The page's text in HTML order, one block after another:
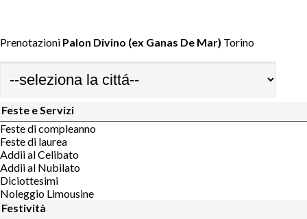
Prenotazioni Palon Divino (ex Ganas De Mar) Torino
Feste e Servizi
Feste di compleanno
Feste di laurea
Addii al Celibato
Addii al Nubilato
Diciottesimi
Noleggio Limousine
Festività